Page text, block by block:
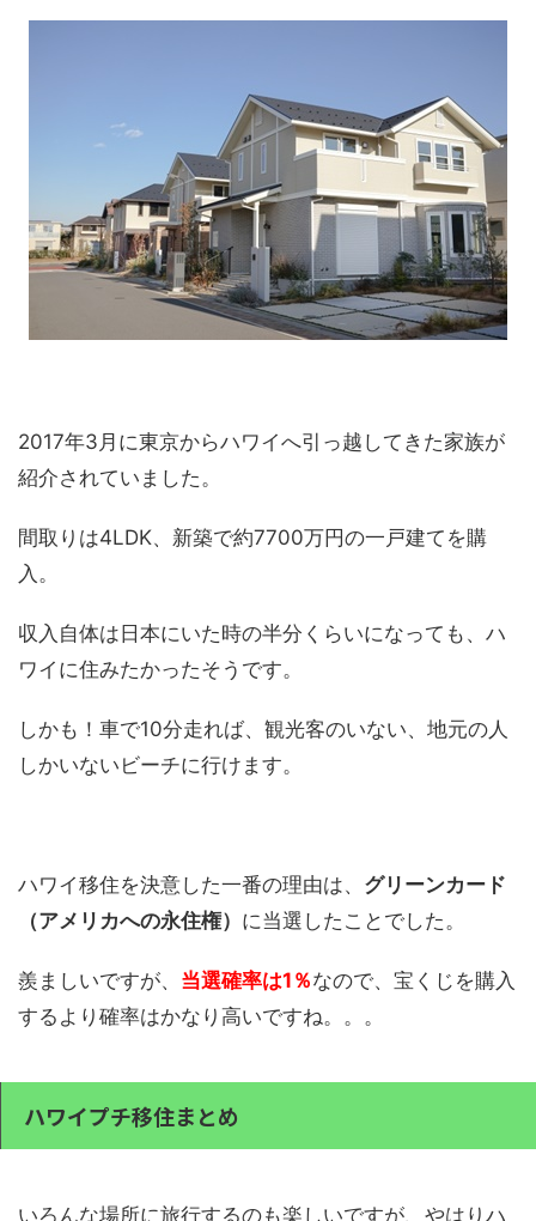
2017年3月に東京からハワイへ引っ越してきた家族が
紹介されていました。
間取りは4LDK、新築で約7700万円の一戸建てを購
入。
収入自体は日本にいた時の半分くらいになっても、ハ
ワイに住みたかったそうです。
しかも！車で10分走れば、観光客のいない、地元の人
しかいないビーチに行けます。
ハワイ移住を決意した一番の理由は、 グリーンカード
（アメリカへの永住権） に当選したことでした。
羨ましいですが、 当選確率は1％なので、宝くじを購入
するより確率はかなり高いですね。。。
ハワイプチ移住まとめ
いろんな場所に旅行するのも楽しいですが、やはりハ